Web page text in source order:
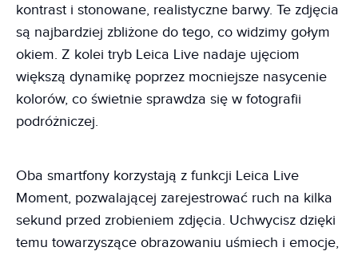
kontrast i stonowane, realistyczne barwy. Te zdjęcia
są najbardziej zbliżone do tego, co widzimy gołym
okiem. Z kolei tryb Leica Live nadaje ujęciom
większą dynamikę poprzez mocniejsze nasycenie
kolorów, co świetnie sprawdza się w fotografii
podróżniczej.
Oba smartfony korzystają z funkcji Leica Live
Moment, pozwalającej zarejestrować ruch na kilka
sekund przed zrobieniem zdjęcia. Uchwycisz dzięki
temu towarzyszące obrazowaniu uśmiech i emocje,